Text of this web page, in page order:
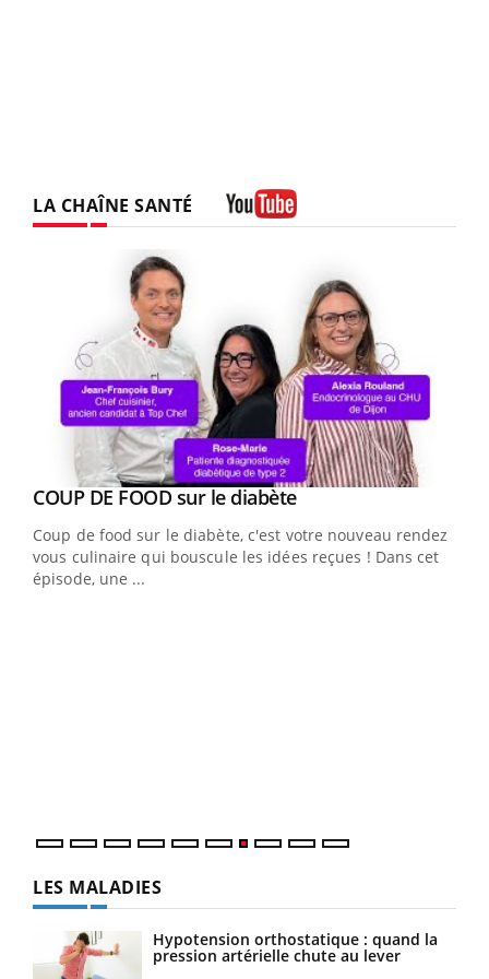
LA CHAÎNE SANTÉ
Youtube
COUP DE FOOD sur le diabèteYoutube
Coup de food sur le diabète, c'est votre nouveau rendez-
vous culinaire qui bouscule les idées reçues ! Dans cet
épisode, une ...
LES MALADIES
Hypotension orthostatique : quand la
pression artérielle chute au lever